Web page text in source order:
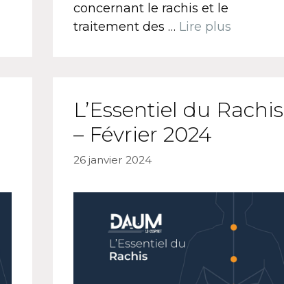
concernant le rachis et le
traitement des … Lire plus
L’Essentiel du Rachis
– Février 2024
26 janvier 2024